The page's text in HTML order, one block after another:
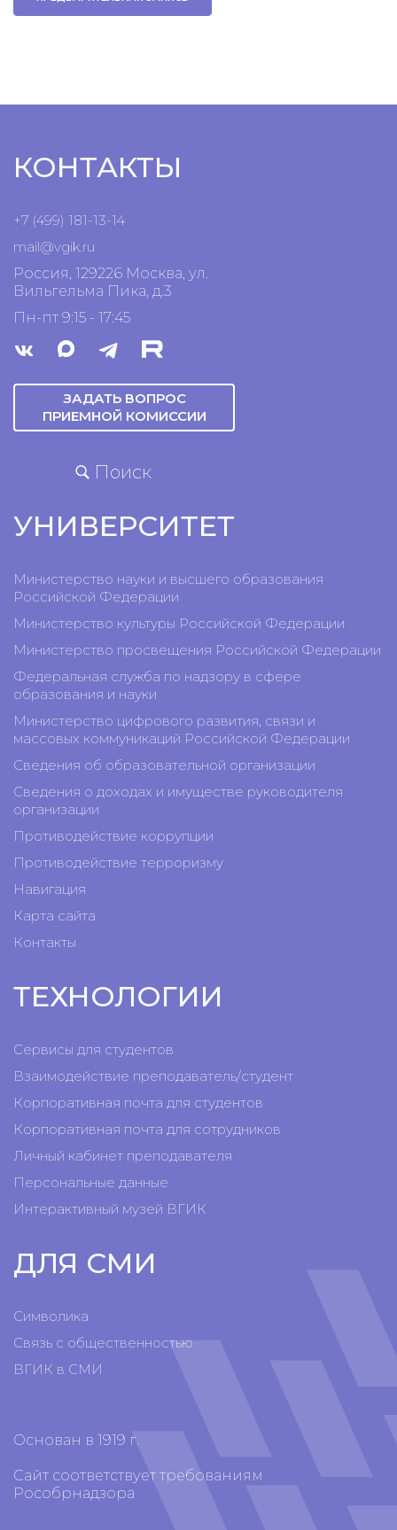
КОНТАКТЫ
+7 (499) 181-13-14
mail@vgik.ru
Россия, 129226 Москва, ул.
Вильгельма Пика, д.3
Пн-пт 9:15 - 17:45
ЗАДАТЬ ВОПРОС
ПРИЕМНОЙ КОМИССИИ
Поиск
УНИВЕРСИТЕТ
Министерство науки и высшего образования
Российской Федерации
Министерство культуры Российской Федерации
Министерство просвещения Российской Федерации
Федеральная служба по надзору в сфере
образования и науки
Министерство цифрового развития, связи и
массовых коммуникаций Российской Федерации
Сведения об образовательной организации
Сведения о доходах и имуществе руководителя
организации
Противодействие коррупции
Противодействие терроризму
Навигация
Карта сайта
Контакты
ТЕХНОЛОГИИ
Сервисы для студентов
Взаимодействие преподаватель/студент
Корпоративная почта для студентов
Корпоративная почта для сотрудников
Личный кабинет преподавателя
Персональные данные
Интерактивный музей ВГИК
ДЛЯ СМИ
Символика
Связь с общественностью
ВГИК в СМИ
Основан в 1919 г.
Сайт соответствует требованиям
Рособрнадзора